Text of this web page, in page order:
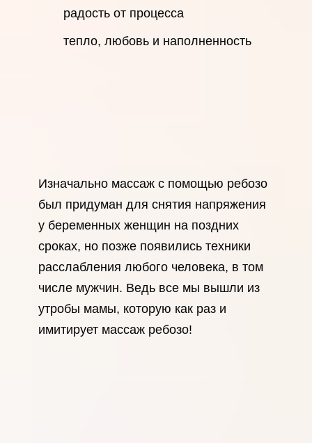
радость от процесса
тепло, любовь и наполненность
Изначально массаж с помощью ребозо
был придуман для снятия напряжения
у беременных женщин на поздних
сроках, но позже появились техники
расслабления любого человека, в том
числе мужчин. Ведь все мы вышли из
утробы мамы, которую как раз и
имитирует массаж ребозо!